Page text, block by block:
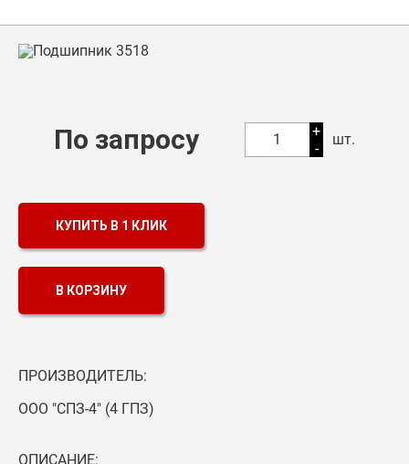
Подшипники в Самаре
Смазка
Контакты
По запросу 1
+
-
шт.
КУПИТЬ В 1 КЛИК
В КОРЗИНУ
ПРОИЗВОДИТЕЛЬ:
ООО "СПЗ-4" (4 ГПЗ)
ОПИСАНИЕ: